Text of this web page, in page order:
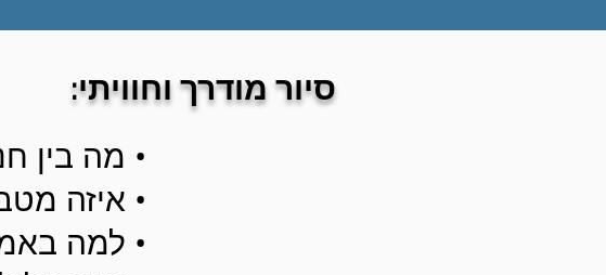
סיור מודרך וחוויתי:
• מה בין
• איזה
• למה